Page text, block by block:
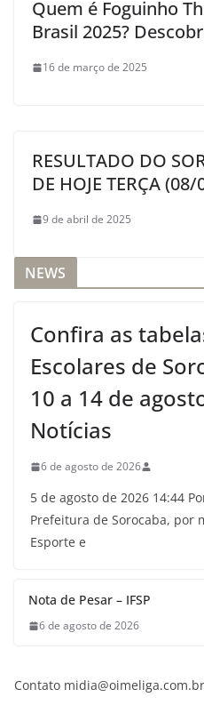
Quem é Foguinho
Brasil 2025?
16 de março de 2025
RESULTADO DO
DE HOJE TERÇA (08/
9 de abril de 2025
NEWS
Confira as
Escolares de
10 a 14 de
Notícias
6 de agosto de 2026
5 de agosto de 2026 14:44
Prefeitura de Sorocaba, por
Esporte e
Nota de Pesar – IFSP
6 de agosto de 2026
Contato midia@oimeliga.com.br